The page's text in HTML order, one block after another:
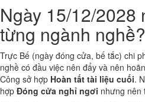
Ngày 15/12/2028
từng ngành nghề?
Trực Bế (ngày đóng cửa, bế tắc) chi
nghề có đầu việc nên đẩy và nên
Công sở hợp Hoàn tất tài liệu cuối.
hợp Đóng cửa nghỉ ngơi nhưng nên